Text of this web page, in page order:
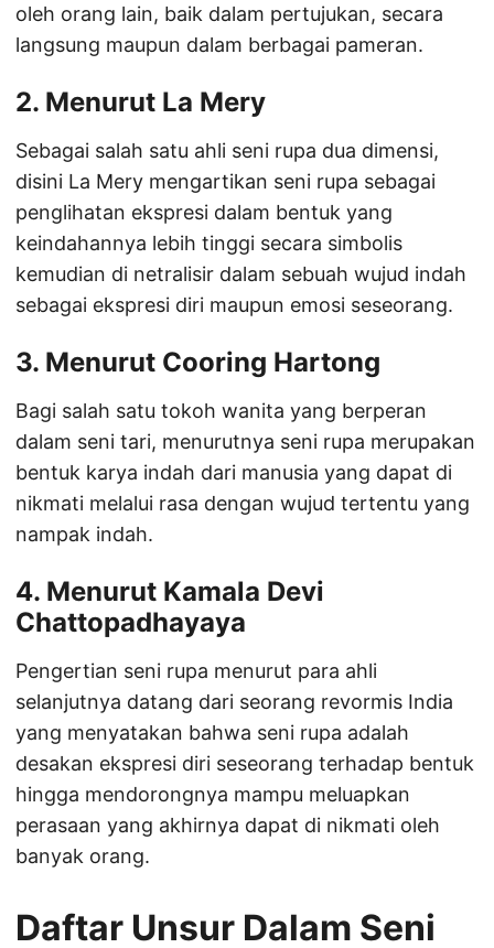
oleh orang lain, baik dalam pertujukan, secara
langsung maupun dalam berbagai pameran.
2. Menurut La Mery
Sebagai salah satu ahli seni rupa dua dimensi,
disini La Mery mengartikan seni rupa sebagai
penglihatan ekspresi dalam bentuk yang
keindahannya lebih tinggi secara simbolis
kemudian di netralisir dalam sebuah wujud indah
sebagai ekspresi diri maupun emosi seseorang.
3. Menurut Cooring Hartong
Bagi salah satu tokoh wanita yang berperan
dalam seni tari, menurutnya seni rupa merupakan
bentuk karya indah dari manusia yang dapat di
nikmati melalui rasa dengan wujud tertentu yang
nampak indah.
4. Menurut Kamala Devi
Chattopadhayaya
Pengertian seni rupa menurut para ahli
selanjutnya datang dari seorang revormis India
yang menyatakan bahwa seni rupa adalah
desakan ekspresi diri seseorang terhadap bentuk
hingga mendorongnya mampu meluapkan
perasaan yang akhirnya dapat di nikmati oleh
banyak orang.
Daftar Unsur Dalam Seni